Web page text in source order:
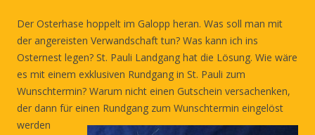
Der Osterhase hoppelt im Galopp heran. Was soll man mit
der angereisten Verwandschaft tun? Was kann ich ins
Osternest legen? St. Pauli Landgang hat die Lösung. Wie wäre
es mit einem exklusiven Rundgang in St. Pauli zum
Wunschtermin? Warum nicht einen Gutschein versachenken,
der dann für einen Rundgang zum Wunschtermin eingelöst
werden